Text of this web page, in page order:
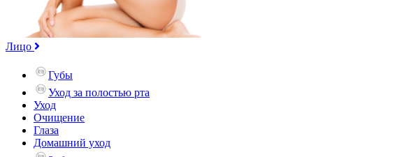
Лицо
Губы
Уход за полостью рта
Уход
Очищение
Глаза
Домашний уход